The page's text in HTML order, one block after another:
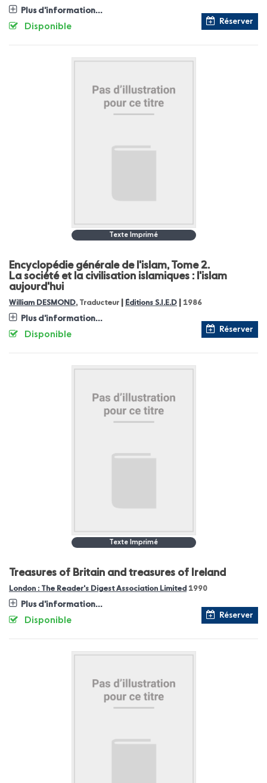
Plus d'information...
Réserver
Disponible
Texte Imprimé
Encyclopédie générale de l'islam, Tome 2.
La société et la civilisation islamiques : l'islam
aujourd'hui
William DESMOND, Traducteur Éditions S.I.E.D 1986
Plus d'information...
Réserver
Disponible
Texte Imprimé
Treasures of Britain and treasures of Ireland
London : The Reader's Digest Association Limited 1990
Plus d'information...
Réserver
Disponible